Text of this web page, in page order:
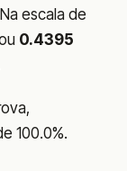
escala de
0.4395
100.0%.